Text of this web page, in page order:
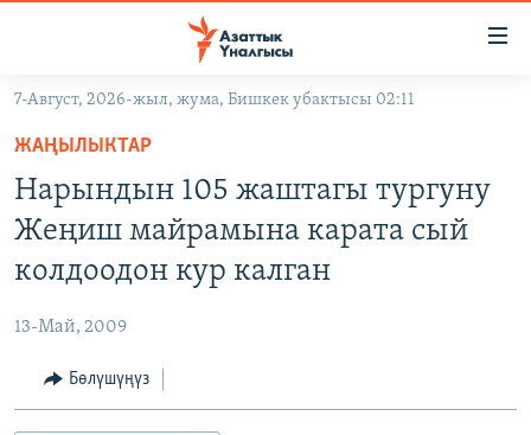
Навигацияга
өтүңүз
Издөөгө
салыңызКЫРГЫЗСТАН
МАДАНИЯТ
ДҮЙНӨ
ТВ ПРОГРАММАЛАР
БҮГҮН АЗАТТЫКТА
ПОДКАСТ
7-Август, 2026-жыл, жума, Бишкек убактысы 02:11
ЖАҢЫЛЫКТАР
Нарындын 105 жаштагы тургуну
Жеңиш майрамына карата сый
колдоодон кур калган
13-Май, 2009
Бөлүшүңүз